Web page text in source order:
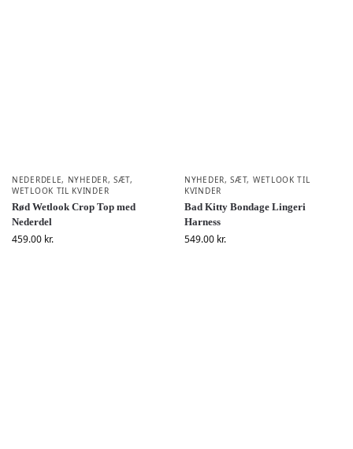
NEDERDELE, NYHEDER,SÆT,
WETLOOK TIL KVINDER
Rød Wetlook Crop Top med
Nederdel
459.00 kr.
NYHEDER,SÆT, WETLOOK TIL
KVINDER
Bad Kitty Bondage Lingeri
Harness
549.00 kr.